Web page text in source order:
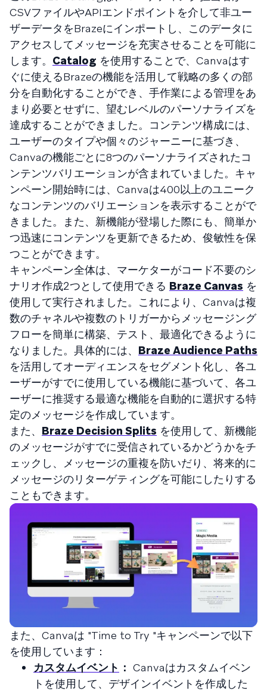
CSVファイルやAPIエンドポイントを介して非ユー
ザーデータをBrazeにインポートし、このデータに
アクセスしてメッセージを充実させることを可能に
します。 Catalog を使用することで、Canvaはす
ぐに使えるBrazeの機能を活用して戦略の多くの部
分を自動化することができ、手作業による管理をあ
まり必要とせずに、望むレベルのパーソナライズを
達成することができました。コンテンツ構成には、
ユーザーのタイプや個々のジャーニーに基づき、
Canvaの機能ごとに8つのパーソナライズされたコ
ンテンツバリエーションが含まれていました。キャ
ンペーン開始時には、Canvaは400以上のユニーク
なコンテンツのバリエーションを表示することがで
きました。また、新機能が登場した際にも、簡単か
つ迅速にコンテンツを更新できるため、俊敏性を保
つことができます。
キャンペーン全体は、マーケターがコード不要のシ
ナリオ作成２つとして使用できる Braze Canvas を
使用して実行されました。これにより、Canvaは複
数のチャネルや複数のトリガーからメッセージング
フローを簡単に構築、テスト、最適化できるように
なりました。具体的には、 Braze Audience Paths
を活用してオーディエンスをセグメント化し、各ユ
ーザーがすでに使用している機能に基づいて、各ユ
ーザーに推奨する最適な機能を自動的に選択する特
定のメッセージを作成しています。
また、 Braze Decision Splits を使用して、新機能
のメッセージがすでに受信されているかどうかをチ
ェックし、メッセージの重複を防いだり、将来的に
メッセージのリターゲティングを可能にしたりする
こともできます。
また、Canvaは "Time to Try "キャンペーンで以下
を使用しています：
カスタムイベント ： Canvaはカスタムイベン
トを使用して、デザインイベントを作成した